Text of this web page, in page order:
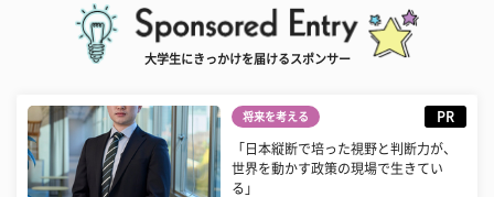
大学生にきっかけを届けるスポンサー
将来を考える PR
「日本縦断で培った視野と判断力が、
世界を動かす政策の現場で生きてい
る」